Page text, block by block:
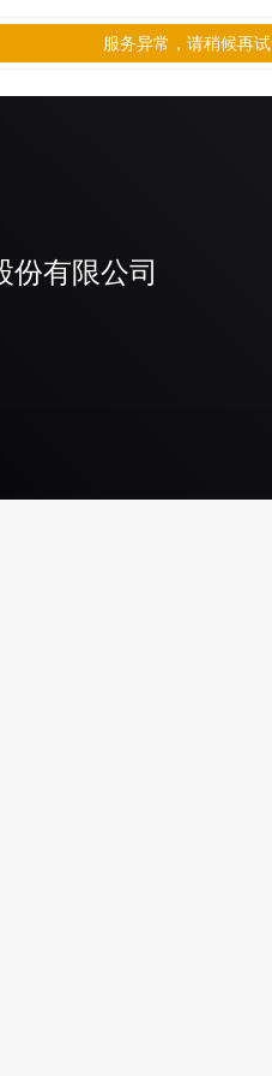
份有限公司
服务异常，请稍候再试